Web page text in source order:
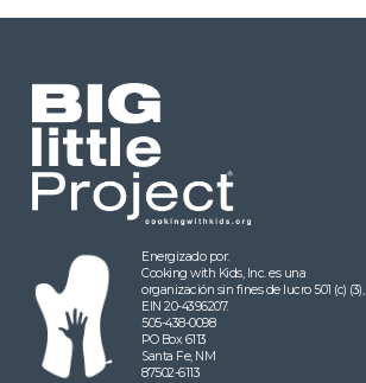
Energizado por:
Cooking with Kids, Inc. es una
organización sin fines de lucro 501 (c) (3),
EIN 20-4396207.
505-438-0098
PO Box 6113
Santa Fe, NM
87502-6113